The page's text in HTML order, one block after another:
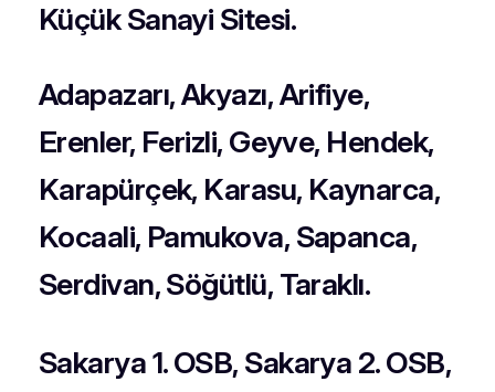
Küçük Sanayi Sitesi.
Adapazarı, Akyazı, Arifiye,
Erenler, Ferizli, Geyve, Hendek,
Karapürçek, Karasu, Kaynarca,
Kocaali, Pamukova, Sapanca,
Serdivan, Söğütlü, Taraklı.
Sakarya 1. OSB, Sakarya 2. OSB,